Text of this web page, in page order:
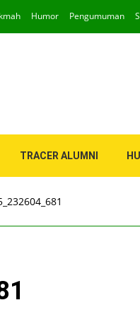
Humor Pengumuman
TRACER ALUMNI